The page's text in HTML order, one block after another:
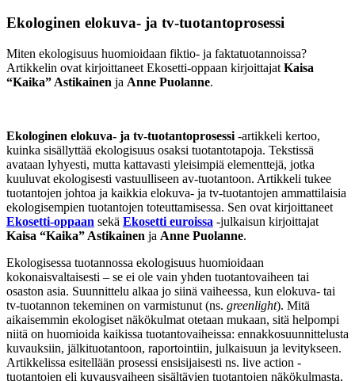
Ekologinen elokuva‑ ja tv‑tuotantoprosessi
Miten ekologisuus huomioidaan fiktio- ja faktatuotannoissa?
Artikkelin ovat kirjoittaneet Ekosetti-oppaan kirjoittajat Kaisa
“Kaika” Astikainen ja Anne Puolanne.
Ekologinen elokuva- ja tv-tuotantoprosessi -artikkeli kertoo,
kuinka sisällyttää ekologisuus osaksi tuotantotapoja. Tekstissä
avataan lyhyesti, mutta kattavasti yleisimpiä elementtejä, jotka
kuuluvat ekologisesti vastuulliseen av-tuotantoon. Artikkeli tukee
tuotantojen johtoa ja kaikkia elokuva- ja tv-tuotantojen ammattilaisia
ekologisempien tuotantojen toteuttamisessa. Sen ovat kirjoittaneet
Ekosetti-oppaan sekä Ekosetti euroissa -julkaisun kirjoittajat
Kaisa “Kaika” Astikainen ja Anne Puolanne.
Ekologisessa tuotannossa ekologisuus huomioidaan
kokonaisvaltaisesti – se ei ole vain yhden tuotantovaiheen tai
osaston asia. Suunnittelu alkaa jo siinä vaiheessa, kun elokuva- tai
tv-tuotannon tekeminen on varmistunut (ns. greenlight). Mitä
aikaisemmin ekologiset näkökulmat otetaan mukaan, sitä helpompi
niitä on huomioida kaikissa tuotantovaiheissa: ennakkosuunnittelusta
kuvauksiin, jälkituotantoon, raportointiin, julkaisuun ja levitykseen.
Artikkelissa esitellään prosessi ensisijaisesti ns. live action -
tuotantojen eli kuvausvaiheen sisältävien tuotantojen näkökulmasta,